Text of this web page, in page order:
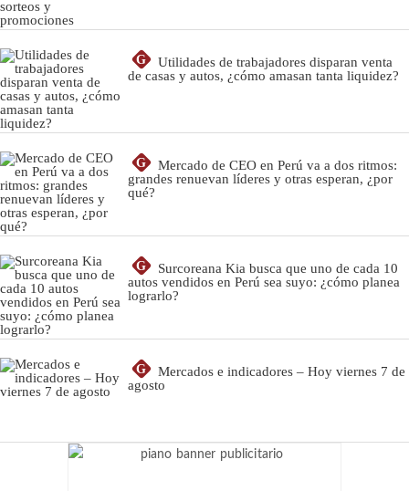
G
Utilidades de trabajadores disparan venta
de casas y autos, ¿cómo amasan tanta liquidez?
G
Mercado de CEO en Perú va a dos ritmos:
grandes renuevan líderes y otras esperan, ¿por
qué?
G
Surcoreana Kia busca que uno de cada 10
autos vendidos en Perú sea suyo: ¿cómo planea
lograrlo?
G
Mercados e indicadores – Hoy viernes 7 de
agosto